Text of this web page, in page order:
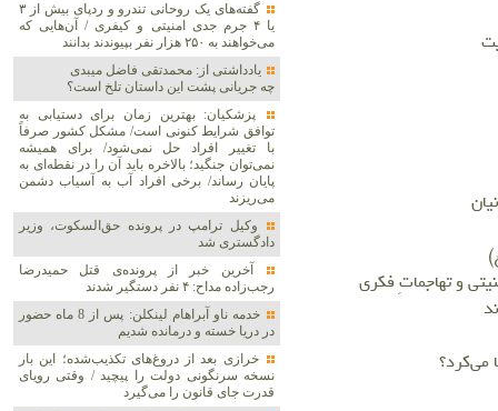
و تهاجماتِ فکری
می‌کرد؟
گفته‌های یک روحانی تندرو و ردپای بیش از ۳
یا ۴ جرم جدی امنیتی و کیفری / آن‌هایی که
می‌خواهند به ۲۵۰ هزار نفر بپیوندند بدانند
یادداشتی از: محمدتقی فاضل میبدی
چه جریانی پشت این داستان تلخ است؟
پزشکیان‌: بهترین زمان برای دستیابی به
توافق شرایط کنونی است/ مشکل کشور صرفاً
با تغییر افراد حل نمی‌شود/ برای همیشه
نمی‌توان جنگید؛ بالاخره باید آن را در نقطه‌ای به
پایان رساند/ برخی افراد آب به آسیاب دشمن
می‌ریزند
وکیل ترامپ در پرونده حق‌السکوت، وزیر
دادگستری شد
آخرین خبر از پرونده‌ی قتل حمیدرضا
رجب‌زاده مداح: ۴ نفر دستگیر شدند
خدمه ناو آبراهام لینکلن: پس از 8 ماه حضور
در دریا خسته و درمانده‌ شدیم
خرازی بعد از دروغ‌های تکذیب‌شده؛ این بار
نسخه سرنگونی دولت را پیچید / وقتی رویای
قدرت جای قانون را می‌گیرد